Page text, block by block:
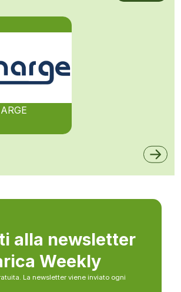
alla newsletter
Weekly
La newsletter viene inviato ogni